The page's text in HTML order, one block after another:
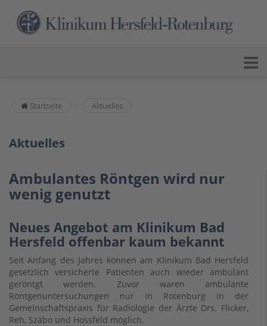
Startseite Aktuelles
Aktuelles
Ambulantes Röntgen wird nur
wenig genutzt
Neues Angebot am Klinikum Bad
Hersfeld offenbar kaum bekannt
Seit Anfang des Jahres können am Klinikum Bad Hersfeld
gesetzlich versicherte Patienten auch wieder ambulant
geröntgt werden. Zuvor waren ambulante
Röntgenuntersuchungen nur in Rotenburg in der
Gemeinschaftspraxis für Radiologie der Ärzte Drs. Flicker,
Reh, Szabo und Hossfeld möglich.